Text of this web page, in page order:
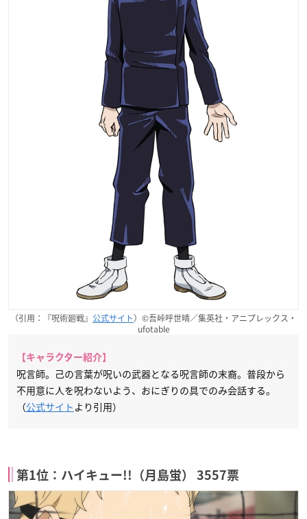
（引用：『呪術廻戦』 公式サイト）©吾峠呼世晴／集英社・アニプレックス・
ufotable
【キャラクター紹介】
呪言師。己の言葉が呪いの武器となる呪言師の末裔。普段から
不用意に人を呪わないよう、おにぎりの具でのみ会話する。
（公式サイト より引用）
第1位：ハイキュー!!（月島蛍） 3557票